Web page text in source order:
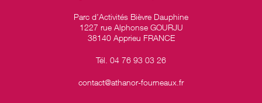
Parc d’Activités Bièvre Dauphine
1227 rue Alphonse GOURJU
38140 Apprieu FRANCE
Tél. 04 76 93 03 26
contact@athanor-fourneaux.fr